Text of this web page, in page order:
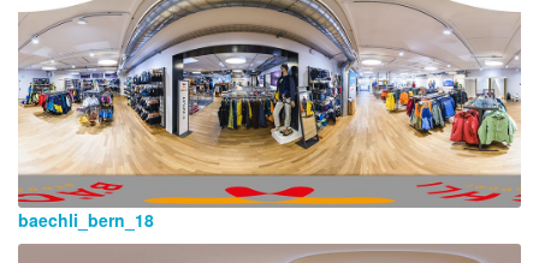
baechli_bern_18